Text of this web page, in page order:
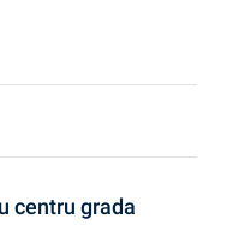
centru grada